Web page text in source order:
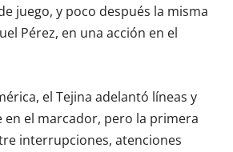
juego, y poco después la misma
Pérez, en una acción en el
el Tejina adelantó líneas y
en el marcador, pero la primera
interrupciones, atenciones